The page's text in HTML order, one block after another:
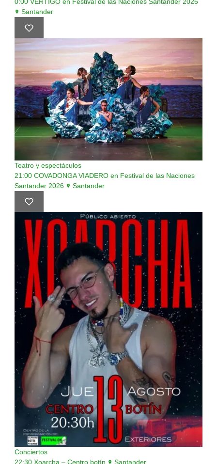
0:00 VÉRTIGO en Festival de las Naciones Santander 2026
Santander
Teatro y espectáculos
21:00 COVADONGA VIADERO en Festival de las Naciones
Santander 2026
Santander
Conciertos
22:30 Xoarcha – Centro botín Santander